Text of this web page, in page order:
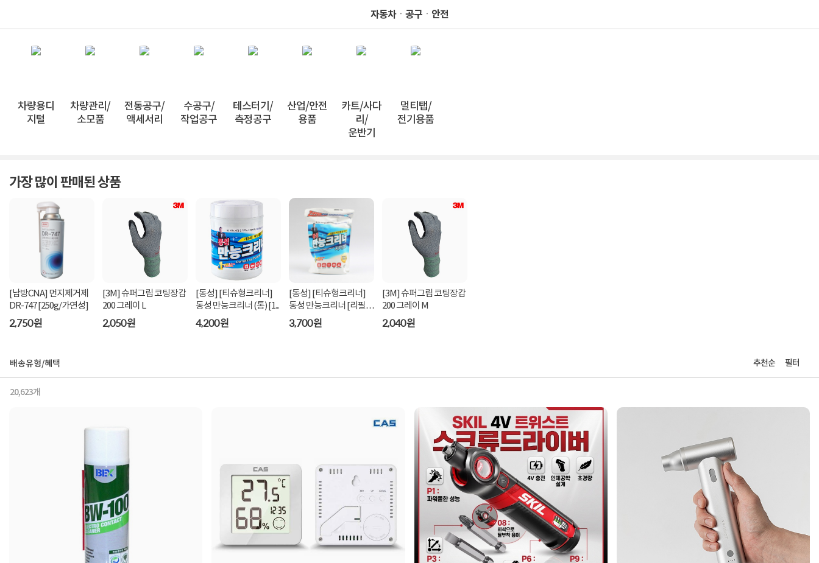
자동차ㆍ공구ㆍ안전
차량용디
지털
차량관리/
소모품
전동공구/
액세서리
수공구/
작업공구
테스터기/
측정공구
산업/안전
용품
카트/사다
리/
운반기
멀티탭/
전기용품
가장 많이 판매된 상품
[남방CNA] 먼지제거제
DR-747 [250g/가연성]
2,750원
[3M] 슈퍼그립 코팅장갑
200 그레이 L
2,050원
[동성] [티슈형크리너]
동성 만능크리너 (통) [1...
4,200원
[동성] [티슈형크리너]
동성 만능크리너 [리필
150...
3,700원
[3M] 슈퍼그립 코팅장갑
200 그레이 M
2,040원
배송유형/혜택 추천순 필터
20,623개